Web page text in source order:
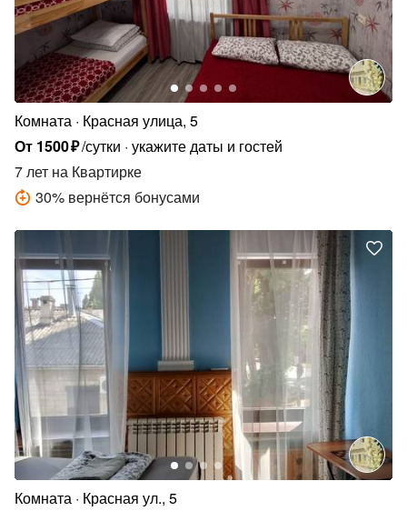
Комната Красная улица, 5
От 1500₽/сутки укажите даты и гостей
7 лет на Квартирке
30% вернётся бонусами
Комната Красная ул., 5